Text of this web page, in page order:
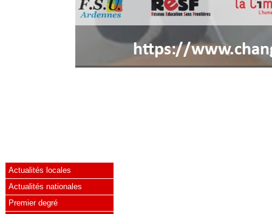
Actualités locales
Actualités nationales
Premier degré